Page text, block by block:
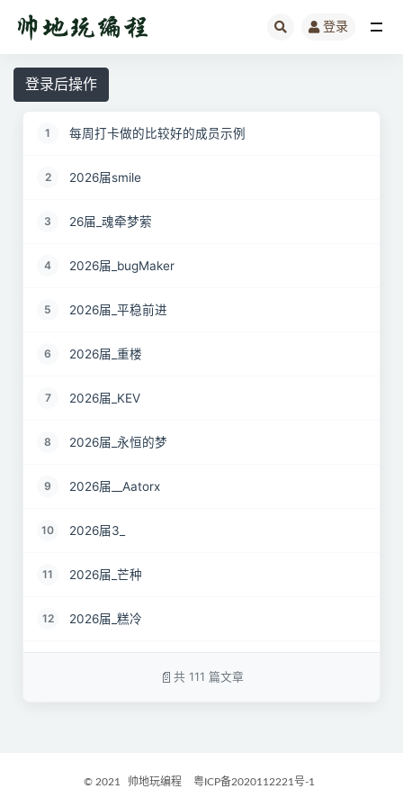
登录
登录后操作
1 每周打卡做的比较好的成员示例
2 2026届smile
3 26届_魂牵梦萦
4 2026届_bugMaker
5 2026届_平稳前进
6 2026届_重楼
7 2026届_KEV
8 2026届_永恒的梦
9 2026届__Aatorx
10 2026届3_
11 2026届_芒种
12 2026届_糕冷
共 111 篇文章
© 2021 帅地玩编程 粤ICP备2020112221号-1